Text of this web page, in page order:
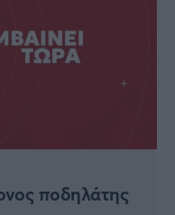
ποδηλάτης